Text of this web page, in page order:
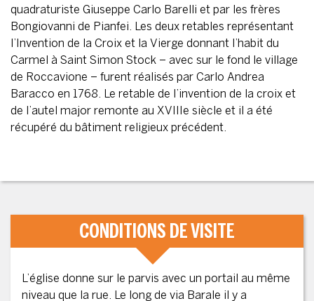
quadraturiste Giuseppe Carlo Barelli et par les frères
Bongiovanni de Pianfei. Les deux retables représentant
l’Invention de la Croix et la Vierge donnant l’habit du
Carmel à Saint Simon Stock – avec sur le fond le village
de Roccavione – furent réalisés par Carlo Andrea
Baracco en 1768. Le retable de l’invention de la croix et
de l’autel major remonte au XVIIIe siècle et il a été
récupéré du bâtiment religieux précédent.
CONDITIONS DE VISITE
L’église donne sur le parvis avec un portail au même
niveau que la rue. Le long de via Barale il y a